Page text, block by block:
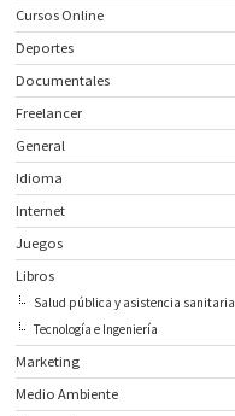
Cursos Online
Deportes
Documentales
Freelancer
General
Idioma
Internet
Juegos
Libros
Salud pública y asistencia sanitaria
Tecnología e Ingeniería
Marketing
Medio Ambiente